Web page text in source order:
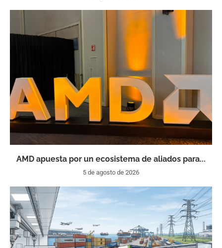
AMD apuesta por un ecosistema de aliados para...
5 de agosto de 2026